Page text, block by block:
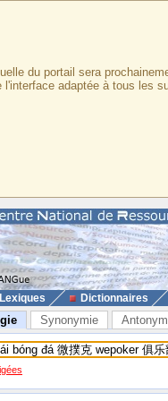
du portail sera
adaptée à tous les
Lexiques Dictionnaires
Synonymie